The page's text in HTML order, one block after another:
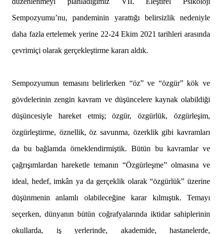
Sempozyumu’nu, pandeminin yarattığı belirsizlik nedeniyle
daha fazla ertelemek yerine 22-24 Ekim 2021 tarihleri arasında
çevrimiçi olarak gerçekleştirme kararı aldık.
Sempozyumun temasını belirlerken “öz” ve “özgür” kök ve
gövdelerinin zengin kavram ve düşüncelere kaynak olabildiği
düşüncesiyle hareket etmiş; özgür, özgürlük, özgürleşim,
özgürleştirme, öznellik, öz savunma, özerklik gibi kavramları
da bu bağlamda örneklendirmiştik. Bütün bu kavramlar ve
çağrışımlardan hareketle temanın “Özgürleşme” olmasına ve
ideal, hedef, imkân ya da gerçeklik olarak “özgürlük” üzerine
düşünmenin anlamlı olabileceğine karar kılmıştık. Temayı
seçerken, dünyanın bütün coğrafyalarında iktidar sahiplerinin
okullarda, iş yerlerinde, akademide, hastanelerde,